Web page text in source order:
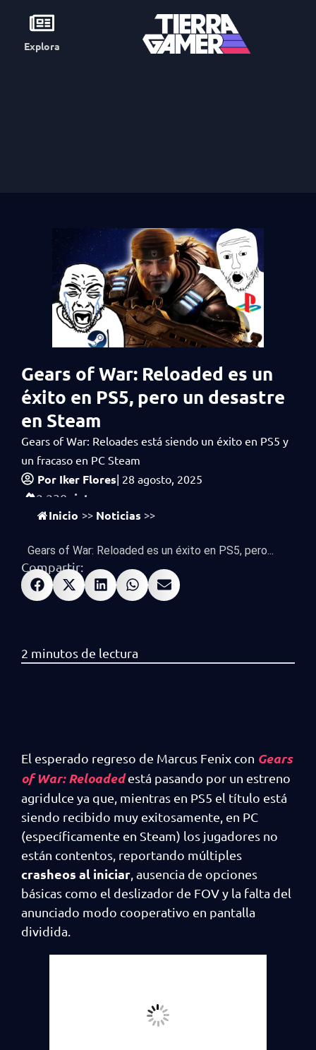
Explora
Gears of War: Reloaded es un
éxito en PS5, pero un desastre
en Steam
Gears of War: Reloades está siendo un éxito en PS5 y
un fracaso en PC Steam
Por Iker Flores| 28 agosto, 2025
2,230 vistas
Inicio >> Noticias >>
Gears of War: Reloaded es un éxito en PS5, pero...
Compartir:
El esperado regreso de Marcus Fenix con Gears
of War: Reloadedestá pasando por un estreno
agridulce ya que, mientras en PS5 el título está
siendo recibido muy exitosamente, en PC
(específicamente en Steam) los jugadores no
están contentos, reportando múltiples
crasheos al iniciar , ausencia de opciones
básicas como el deslizador de FOV y la falta del
anunciado modo cooperativo en pantalla
dividida.